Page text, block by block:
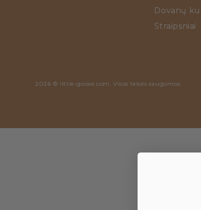
Dovanų
Straipsniai
2026 © little-goose.com . Visos teisės saugomos.